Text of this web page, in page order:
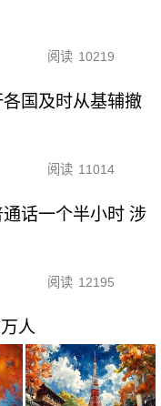
阅读 10219
国及时从基辅撤
阅读 11014
话一个半小时 涉
阅读 12195
人